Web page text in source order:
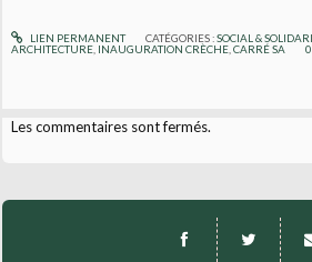
LIEN PERMANENT CATÉGORIES :SOCIAL &
ARCHITECTURE INAUGURATION CRÈCHE ,CARRÉ SA 0
Les commentaires sont fermés.